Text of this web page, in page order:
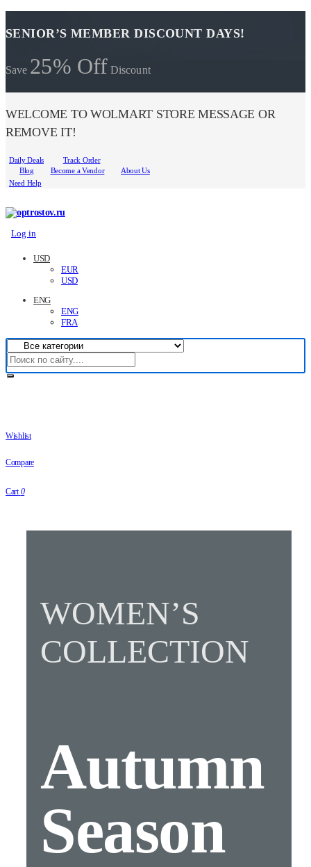
SENIOR’S MEMBER DISCOUNT DAYS!
Save 25% Off Discount
WELCOME TO WOLMART STORE MESSAGE OR
REMOVE IT!
Daily Deals
Track Order
Blog
Become a Vendor
About Us
Need Help
Log in
USD
EUR
USD
ENG
ENG
FRA
Wishlist
Compare
Cart 0
WOMEN’S
COLLECTION
Autumn
Season